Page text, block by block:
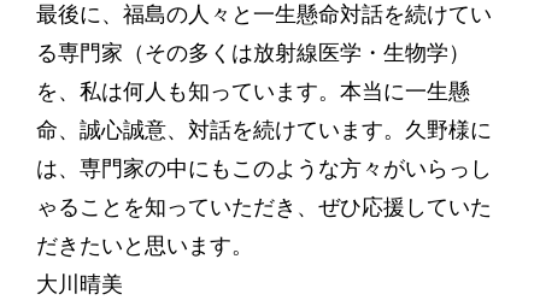
最後に、福島の人々と一生懸命対話を続けてい
る専門家（その多くは放射線医学・生物学）
を、私は何人も知っています。本当に一生懸
命、誠心誠意、対話を続けています。久野様に
は、専門家の中にもこのような方々がいらっし
ゃることを知っていただき、ぜひ応援していた
だきたいと思います。
大川晴美